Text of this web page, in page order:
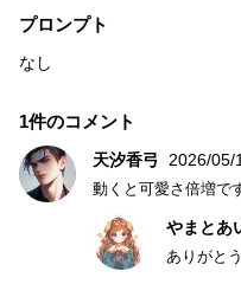
プロンプト
なし
1件のコメント
天汐香弓 2026/05/
動くと可愛さ倍増で
やまとあ
ありがと